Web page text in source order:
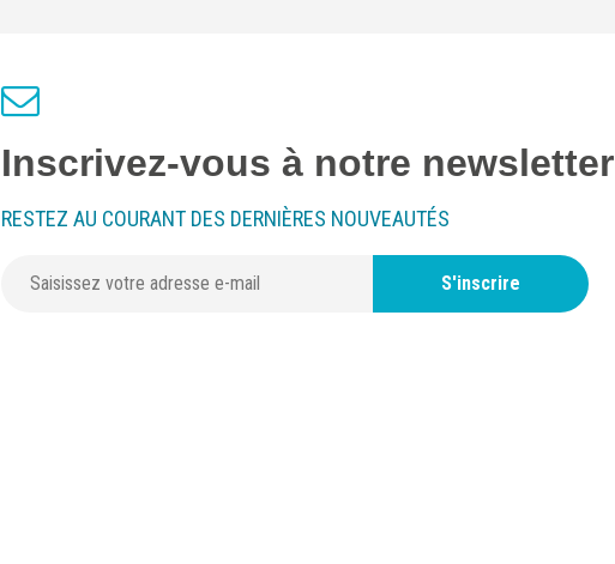
Inscrivez-vous à notre newsletter
RESTEZ AU COURANT DES DERNIÈRES NOUVEAUTÉS
S'inscrire